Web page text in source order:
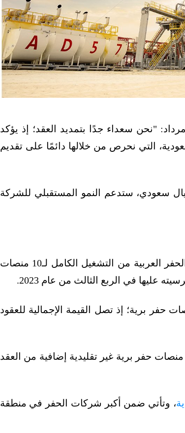
"نحن سعداء جدًا بتمديد العقد؛ إذ يؤكد
التي نحرص من خلالها دائمًا على تقديم
للعقد، البالغة 440 مليون ريال سعودي، ستدعم النمو المستقبلي للشركة
بعد أيام من نجاح شركة الحفر العربية من التشغيل الكامل لـ10 منصات
عليها في الربع الثالث من عام 2023.
الاتفاق مع أرامكو عقودًا طويلة الأجل لـ10 منصات حفر برية؛ إذ تصل القيمة الإجمالية للعقود
وتتوقّع الشركة أنه بحلول نهاية العام الجاري بدأ عمل 3 منصات حفر برية غير تقليدية إضافية من العقد
، وتأتي ضمن أكبر شركات الحفر في منطقة